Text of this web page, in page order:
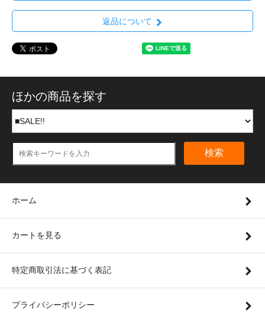
返品について
ほかの商品を探す
検索
ホーム
カートを見る
特定商取引法に基づく表記
プライバシーポリシー